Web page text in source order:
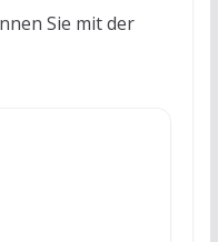
Sie mit der